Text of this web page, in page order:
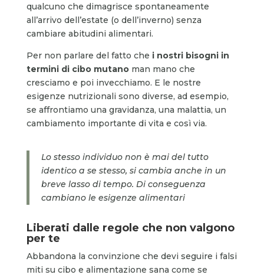
qualcuno che dimagrisce spontaneamente
all’arrivo dell’estate (o dell’inverno) senza
cambiare abitudini alimentari.
Per non parlare del fatto che i nostri bisogni in
termini di cibo mutano man mano che
cresciamo e poi invecchiamo. E le nostre
esigenze nutrizionali sono diverse, ad esempio,
se affrontiamo una gravidanza, una malattia, un
cambiamento importante di vita e così via.
Lo stesso individuo non è mai del tutto
identico a se stesso, si cambia anche in un
breve lasso di tempo. Di conseguenza
cambiano le esigenze alimentari
Liberati dalle regole che non valgono
per te
Abbandona la convinzione che devi seguire i falsi
miti su cibo e alimentazione sana come se